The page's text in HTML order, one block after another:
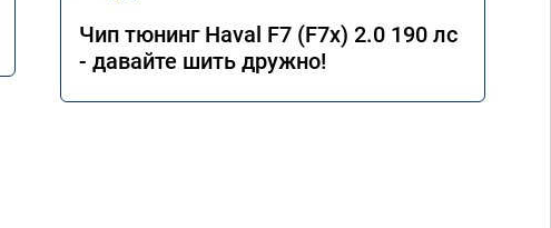
Чип тюнинг Haval F7 (F7x) 2.0 190 лс
- давайте шить дружно!